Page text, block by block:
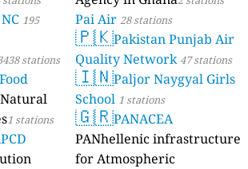
195
stations
1 stations
Pai Air 28 stations
🇵🇰Pakistan Punjab Air
Quality Network 47 stations
🇮🇳Paljor Naygyal Girls
School 1 stations
🇬🇷PANACEA
PANhellenic infrastructure
for Atmospheric